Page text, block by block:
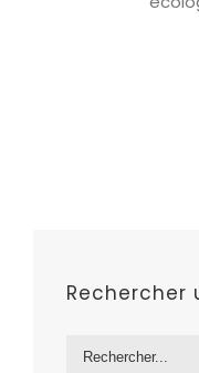
Rechercher
Rechercher: